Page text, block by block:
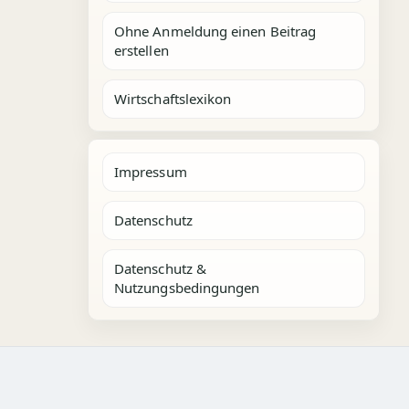
Ohne Anmeldung einen Beitrag
erstellen
Wirtschaftslexikon
Impressum
Datenschutz
Datenschutz &
Nutzungsbedingungen